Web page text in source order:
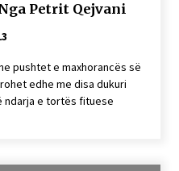
Petrit Qejvani
maxhorancës së
edhe me disa dukuri
ndarja e tortës fituese